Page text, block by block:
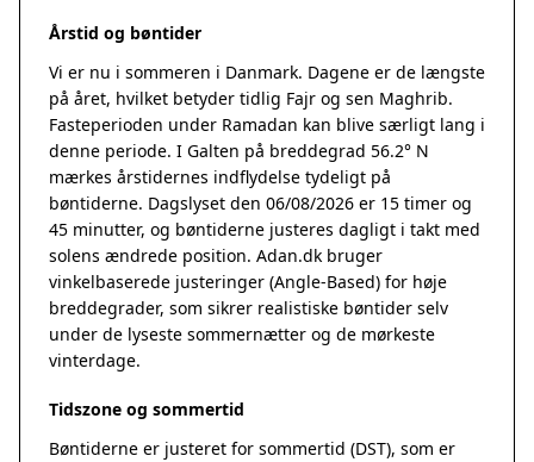
Årstid og bøntider
Vi er nu i sommeren i Danmark. Dagene er de længste
på året, hvilket betyder tidlig Fajr og sen Maghrib.
Fasteperioden under Ramadan kan blive særligt lang i
denne periode. I Galten på breddegrad 56.2° N
mærkes årstidernes indflydelse tydeligt på
bøntiderne. Dagslyset den 06/08/2026 er 15 timer og
45 minutter, og bøntiderne justeres dagligt i takt med
solens ændrede position. Adan.dk bruger
vinkelbaserede justeringer (Angle-Based) for høje
breddegrader, som sikrer realistiske bøntider selv
under de lyseste sommernætter og de mørkeste
vinterdage.
Tidszone og sommertid
Bøntiderne er justeret for sommertid (DST), som er